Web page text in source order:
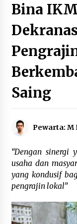
Bina
Saing
Pewarta: M
“Dengan sinergi
usaha dan
yang kondusif
pengrajin lokal”